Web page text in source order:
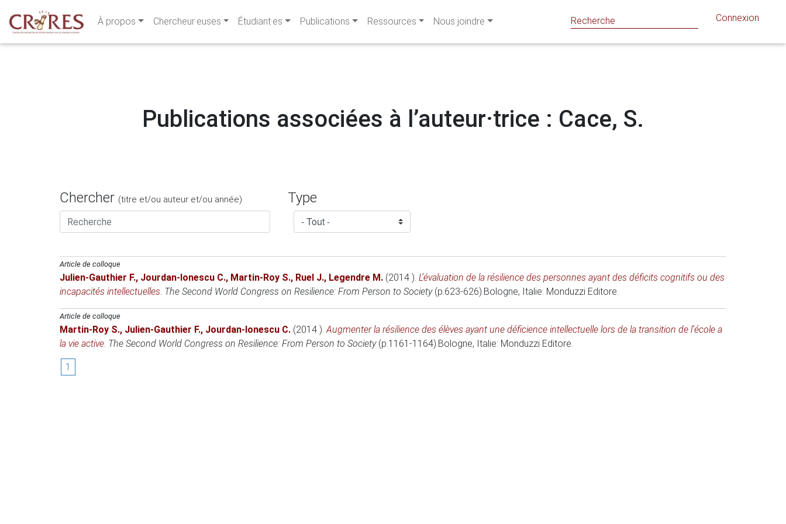
À propos Chercheur·euses Étudiant·es Publications Ressources Nous joindre Connexion
Publications associées à l’auteur·trice : Cace, S.
Chercher (titre et/ou auteur et/ou année) Type
Article de colloque
Julien-Gauthier F., Jourdan-Ionescu C., Martin-Roy S., Ruel J., Legendre M. (2014 ). L’évaluation de la résilience des personnes ayant des déficits cognitifs ou des
incapacités intellectuelles. The Second World Congress on Resilience: From Person to Society(p.623-626).Bologne, Italie: Monduzzi Editore.
Article de colloque
Martin-Roy S., Julien-Gauthier F., Jourdan-Ionescu C. (2014 ).Augmenter la résilience des élèves ayant une déficience intellectuelle lors de la transition de l’école a
la vie active. The Second World Congress on Resilience: From Person to Society(p.1161-1164).Bologne, Italie: Monduzzi Editore.
1